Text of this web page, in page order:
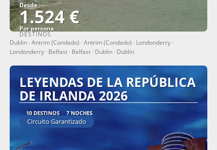
Desde
1.524 €
Por persona
Ver
DESTINOS
Dublin · Antrim (Condado) · Antrim (Condado) · Londonderry ·
Londonderry · Belfast · Belfast · Dublin · Dublin
LEYENDAS DE LA REPÚBLICA
DE IRLANDA 2026
10 DESTINOS 7 NOCHES
Circuito Garantizado